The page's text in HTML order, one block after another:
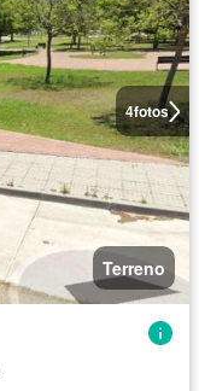
4fotos
Terreno